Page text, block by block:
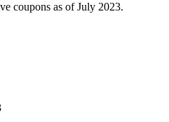
coupons as of July 2023.